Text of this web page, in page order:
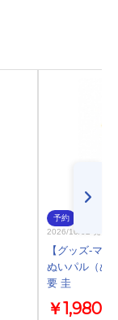
予約
2026/10/02 発売
【グッズ-マ
ぬいパル（ぬ
要 圭
￥1,980